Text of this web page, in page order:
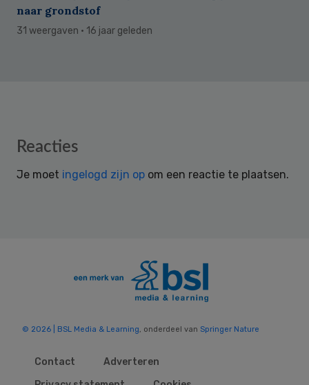
naar grondstof
31 weergaven · 16 jaar geleden
Reader
Reacties
Je moet ingelogd zijn op om een reactie te plaatsen.
© 2026 | BSL Media & Learning, onderdeel van Springer Nature
Contact
Adverteren